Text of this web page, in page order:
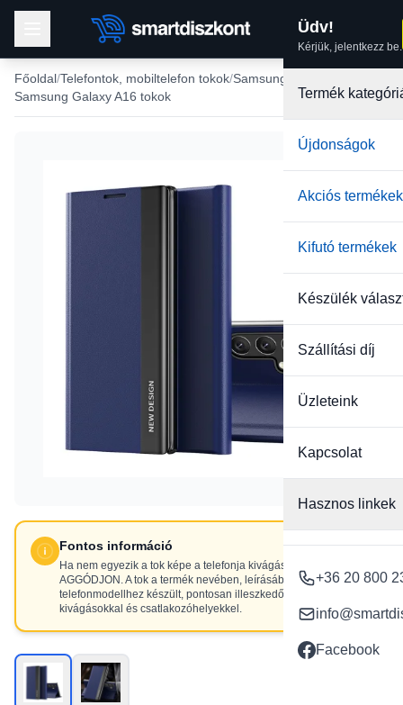
Üdv!
Kérjük, jelentkezz be.
Termék
Újdonságok
Akciós termékek
Kifutó termékek
Készülék
Szállítási díj
Üzleteink
Kapcsolat
Hasznos linkek
+36 20 800
Facebook
Főoldal Telefontok, mobiltelefon tokok Samsung tokok
Samsung Galaxy A16 tokok
Fontos információ
Ha nem egyezik a tok képe a telefonja kivágásaival, NE
AGGÓDJON. A tok a termék nevében, leírásában szereplő
telefonmodellhez készült, pontosan illeszkedő
kivágásokkal és csatlakozóhelyekkel.